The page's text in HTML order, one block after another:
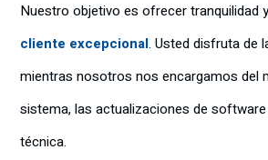
Nuestro objetivo es ofrecer tranquilidad y
cliente excepcional. Usted disfruta de
mientras nosotros nos encargamos del
sistema, las actualizaciones de
técnica.